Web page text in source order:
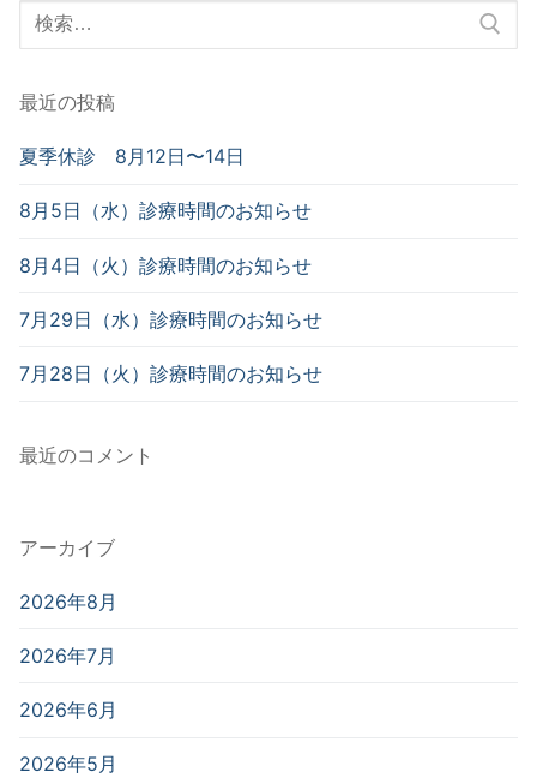
検
索
象:
最近の投稿
夏季休診 8月12日〜14日
8月5日（水）診療時間のお知らせ
8月4日（火）診療時間のお知らせ
7月29日（水）診療時間のお知らせ
7月28日（火）診療時間のお知らせ
最近のコメント
アーカイブ
2026年8月
2026年7月
2026年6月
2026年5月